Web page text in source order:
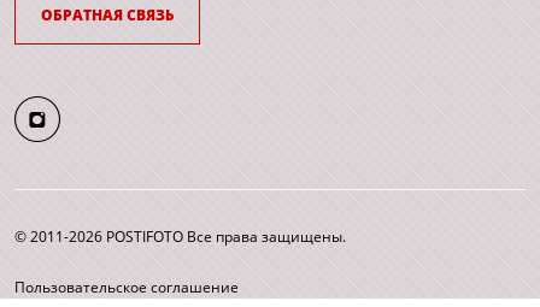
ОБРАТНАЯ СВЯЗЬ
© 2011-2026 POSTIFOTO Все права защищены.
Пользовательское соглашение